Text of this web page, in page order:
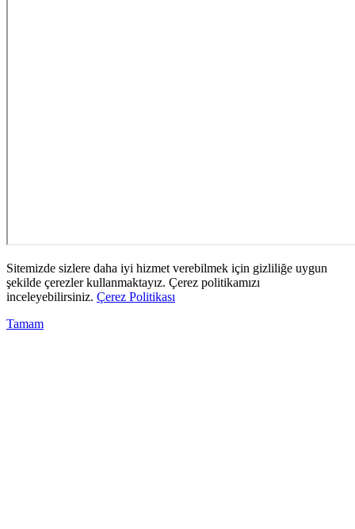
Sitemizde sizlere daha iyi hizmet verebilmek için gizliliğe uygun
şekilde çerezler kullanmaktayız. Çerez politikamızı
inceleyebilirsiniz. Çerez Politikası
Tamam